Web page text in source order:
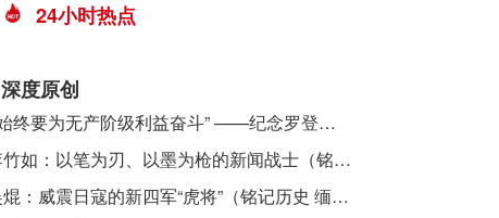
24小时热点
深度原创
​ “始终要为无产阶级利益奋斗” ——纪念罗登贤同志诞辰120周年
李竹如：以笔为刃、以墨为枪的新闻战士（铭记历史 缅怀先烈·抗日英雄）
吴焜：威震日寇的新四军“虎将”（铭记历史 缅怀先烈·抗日英雄）